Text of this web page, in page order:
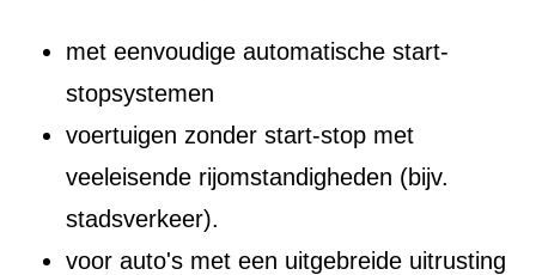
met eenvoudige automatische start-
stopsystemen
voertuigen zonder start-stop met
veeleisende rijomstandigheden (bijv.
stadsverkeer).
voor auto's met een uitgebreide uitrusting